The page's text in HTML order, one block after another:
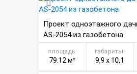
Проект одноэтажного
AS-2054 из газобетона
площадь:
79.12 м²
габариты:
9,9 х 10,1